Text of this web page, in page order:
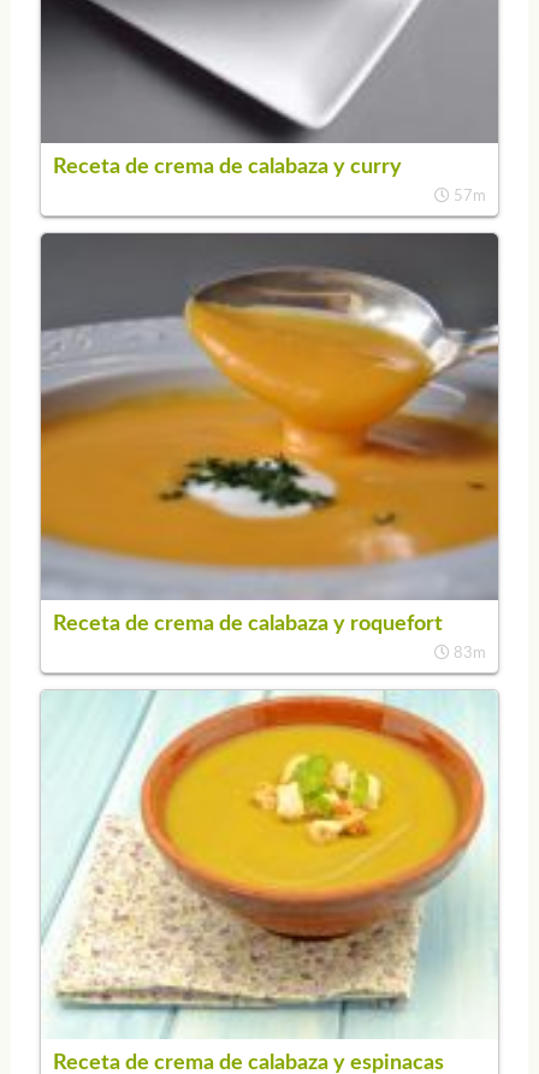
Receta de crema de calabaza y curry
57m
Receta de crema de calabaza y roquefort
83m
Receta de crema de calabaza y espinacas